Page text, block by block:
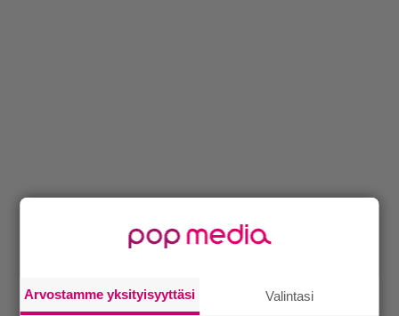
Arvostamme yksityisyyttäsi Valintasi